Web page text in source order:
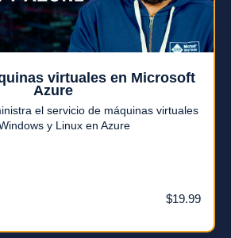
virtuales en Microsoft
Azure
el servicio de máquinas virtuales
y Linux en Azure
$19.99